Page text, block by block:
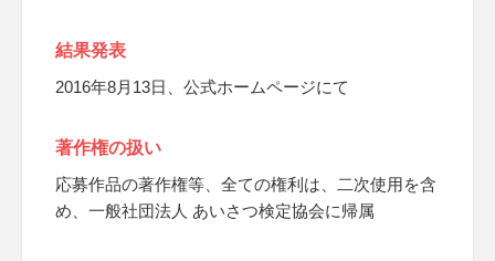
結果発表
2016年8月13日、公式ホームページにて
著作権の扱い
応募作品の著作権等、全ての権利は、二次使用を含
め、一般社団法人 あいさつ検定協会に帰属